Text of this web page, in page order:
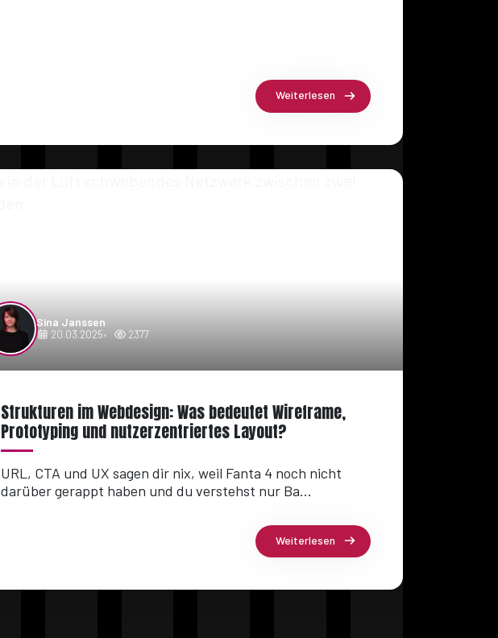
Weiterlesen
Sina Janssen
20.03.2025 2377
Strukturen im Webdesign: Was bedeutet Wireframe,
Prototyping und nutzerzentriertes Layout?
URL, CTA und UX sagen dir nix, weil Fanta 4 noch nicht
darüber gerappt haben und du verstehst nur Ba...
Weiterlesen